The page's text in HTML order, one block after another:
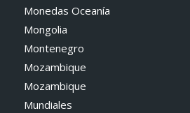
Monedas Oceanía
Mongolia
Montenegro
Mozambique
Mozambique
Mundiales